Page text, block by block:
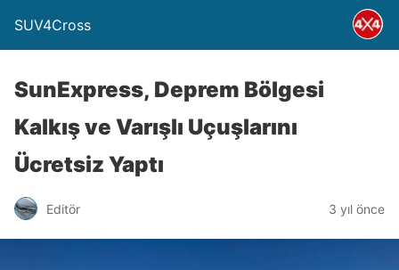
SUV4Cross
SunExpress, Deprem Bölgesi
Kalkış ve Varışlı Uçuşlarını
Ücretsiz Yaptı
Editör 3 yıl önce